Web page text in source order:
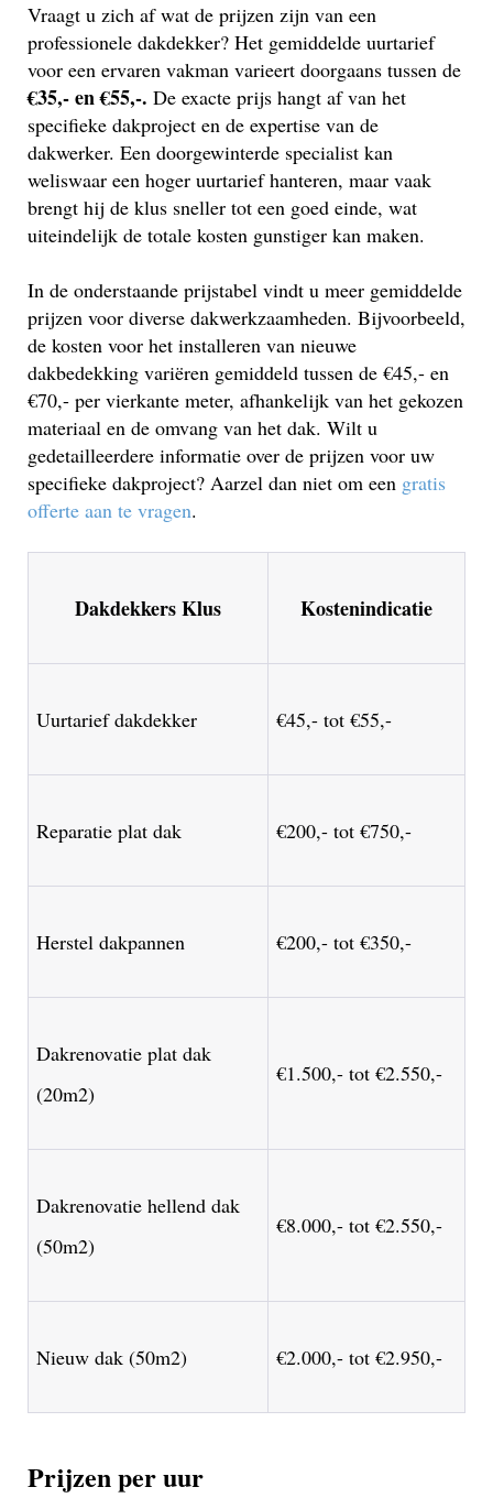
Vraagt u zich af wat de prijzen zijn van een
professionele dakdekker? Het gemiddelde uurtarief
voor een ervaren vakman varieert doorgaans tussen de
€35,- en €55,-. De exacte prijs hangt af van het
specifieke dakproject en de expertise van de
dakwerker. Een doorgewinterde specialist kan
weliswaar een hoger uurtarief hanteren, maar vaak
brengt hij de klus sneller tot een goed einde, wat
uiteindelijk de totale kosten gunstiger kan maken.
In de onderstaande prijstabel vindt u meer gemiddelde
prijzen voor diverse dakwerkzaamheden. Bijvoorbeeld,
de kosten voor het installeren van nieuwe
dakbedekking variëren gemiddeld tussen de €45,- en
€70,- per vierkante meter, afhankelijk van het gekozen
materiaal en de omvang van het dak. Wilt u
gedetailleerdere informatie over de prijzen voor uw
specifieke dakproject? Aarzel dan niet om een gratis
offerte aan te vragen.
Dakdekkers Klus Kostenindicatie
Uurtarief dakdekker €45,- tot €55,-
Reparatie plat dak €200,- tot €750,-
Herstel dakpannen €200,- tot €350,-
Dakrenovatie plat dak
(20m2)
€1.500,- tot €2.550,-
Dakrenovatie hellend dak
(50m2)
€8.000,- tot €2.550,-
Nieuw dak (50m2) €2.000,- tot €2.950,-
Prijzen per uur